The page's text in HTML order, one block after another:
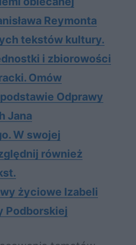
Reymonta
tekstów kultury.
i zbiorowości
Omów
Odprawy
Jana
W swojej
również
życiowe Izabeli
Podborskiej